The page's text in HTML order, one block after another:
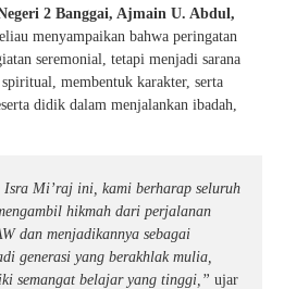
2 Banggai, Ajmain U. Abdul,
menyampaikan bahwa peringatan
seremonial, tetapi menjadi sarana
membentuk karakter, serta
didik dalam menjalankan ibadah,
Mi’raj ini, kami berharap seluruh
hikmah dari perjalanan
dan menjadikannya sebagai
generasi yang berakhlak mulia,
semangat belajar yang tinggi,” ujar